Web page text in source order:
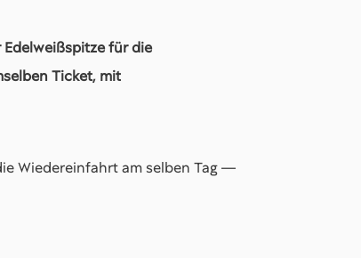
für die
Ticket, mit
Wiedereinfahrt am selben Tag —